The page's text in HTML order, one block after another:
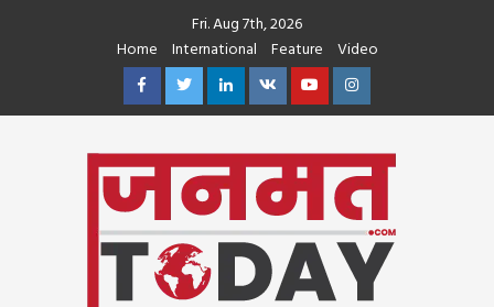
Fri. Aug 7th, 2026
Home
International Feature
Video
FacebookTwitterLinkedin
VK YoutubeInstagram